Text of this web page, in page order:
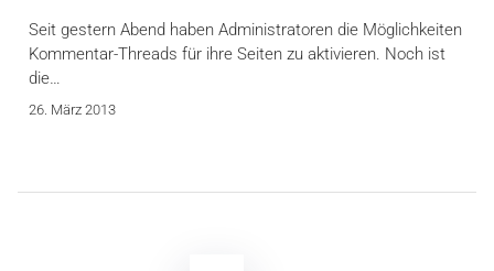
Seit gestern Abend haben Administratoren die Möglichkeiten
Kommentar-Threads für ihre Seiten zu aktivieren. Noch ist
die…
26. März 2013